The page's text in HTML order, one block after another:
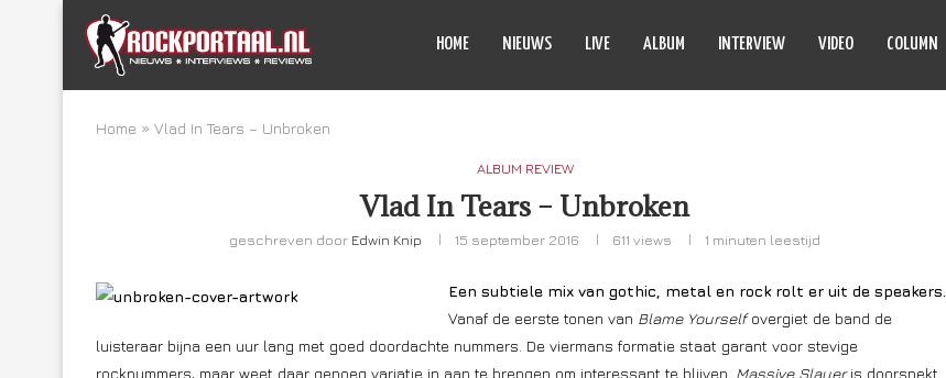
HOME NIEUWS LIVE ALBUM INTERVIEW VIDEO COLUMN
Home » Vlad In Tears – Unbroken
ALBUM REVIEW
Vlad In Tears – Unbroken
geschreven door Edwin Knip 15 september 2016 611 views 1 minuten leestijd
Een subtiele mix van gothic, metal en rock rolt er uit de speakers.
Vanaf de eerste tonen van Blame Yourselfovergiet de band de
luisteraar bijna een uur lang met goed doordachte nummers. De viermans formatie staat garant voor stevige
rocknummers, maar weet daar genoeg variatie in aan te brengen om interessant te blijven. Massive Slayeris doorspekt